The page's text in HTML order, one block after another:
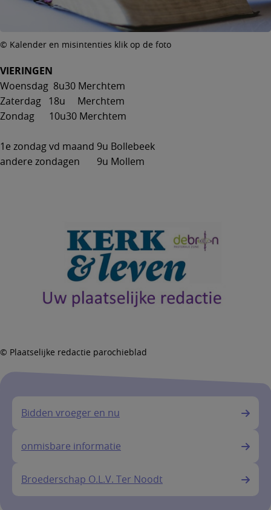
© Kalender en misintenties klik op de foto
VIERINGEN
Woensdag 8u30 Merchtem
Zaterdag 18u Merchtem
Zondag 10u30 Merchtem
1e zondag vd maand 9u Bollebeek
andere zondagen 9u Mollem
© Plaatselijke redactie parochieblad
Bidden vroeger en nu
onmisbare informatie
Broederschap O.L.V. Ter Noodt